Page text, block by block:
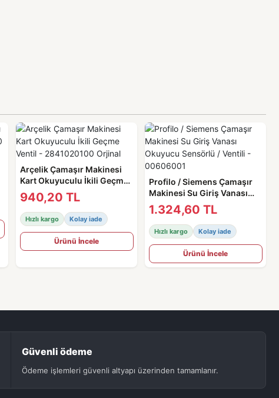
Arçelik Çamaşır Makinesi
Kart Okuyuculu İkili Geçme
Ventil - 2841020100 Orjinal
940,20 TL
Hızlı kargo Kolay iade
Ürünü İncele
Profilo / Siemens Çamaşır
Makinesi Su Giriş Vanası
Okuyucu Sensörlü / Ventili -
00606001
1.324,60 TL
Hızlı kargo Kolay iade
Ürünü İncele
Güvenli ödeme
Ödeme işlemleri güvenli altyapı üzerinden tamamlanır.